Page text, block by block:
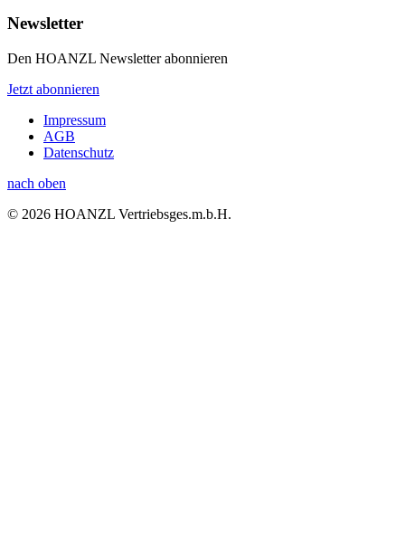
Newsletter
Den HOANZL Newsletter abonnieren
Jetzt abonnieren
Impressum
AGB
Datenschutz
nach oben
© 2026 HOANZL Vertriebsges.m.b.H.